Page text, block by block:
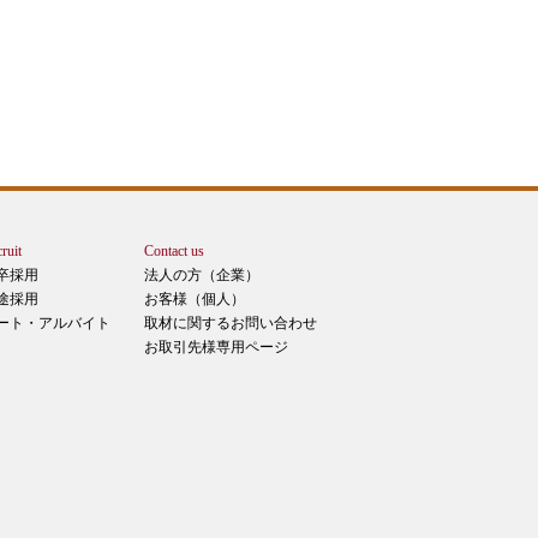
採用
採用
ト・アルバイト
Contact us
法人の方（企業）
お客様（個人）
取材に関するお問い合わせ
お取引先様専用ページ